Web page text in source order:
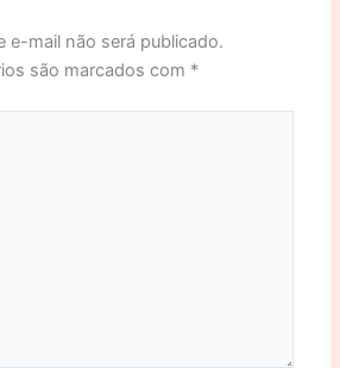
e-mail não será publicado.
são marcados com *